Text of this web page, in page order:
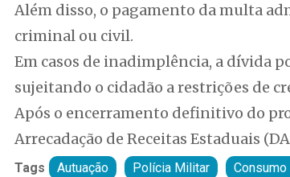
Além disso, o pagamento da multa
criminal ou civil.
Em casos de inadimplência, a dívida
sujeitando o cidadão a restrições de
Após o encerramento definitivo do
Arrecadação de Receitas Estaduais
Tags Autuação Polícia Militar